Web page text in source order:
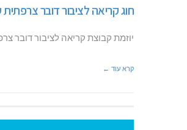
חוג קריאה לציבור דובר צרפתית
יוזמת קבוצת קריאה לציבור דובר
קרא עוד ←